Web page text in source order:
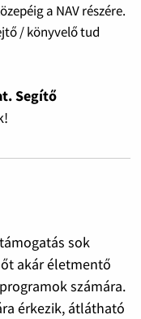
a NAV részére.
/ könyvelő tud
Segítő
sok
akár életmentő
számára.
érkezik, átlátható